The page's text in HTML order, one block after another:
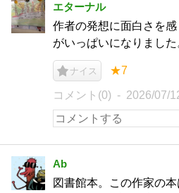
エターナル
作者の発想に面白さを
がいっぱいになりまし
ナイス ★7
コメント(0) 2026/07/
Ab
図書館本。この作家の